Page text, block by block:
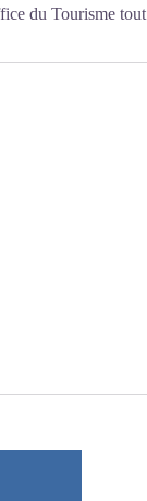
du Tourisme tout